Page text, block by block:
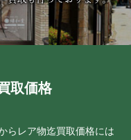
取価格
らレア物迄買取価格には